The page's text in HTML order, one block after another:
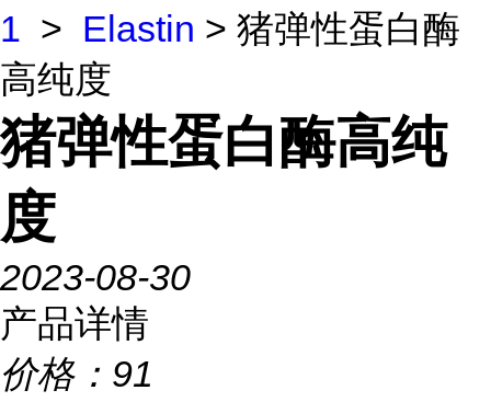
1 > Elastin > 猪弹性蛋白酶
高纯度
猪弹性蛋白酶高纯
度
2023-08-30
产品详情
价格： 91